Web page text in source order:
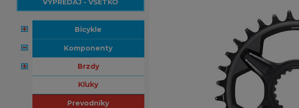
VÝPREDAJ - VŠETKO
bicykle
komponenty
brzdy
kľuky
prevodníky